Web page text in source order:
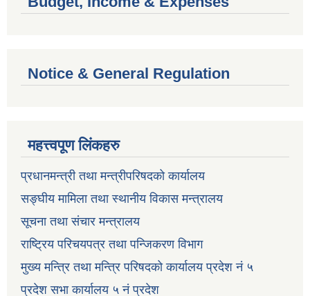
Notice & General Regulation
महत्त्वपूण लिंकहरु
प्रधानमन्त्री तथा मन्त्रीपरिषदको कार्यालय
सङ्घीय मामिला तथा स्थानीय विकास मन्त्रालय
सूचना तथा संचार मन्त्रालय
राष्ट्रिय परिचयपत्र तथा पन्जिकरण विभाग
मुख्य मन्त्रि तथा मन्त्रि परिषदको कार्यालय प्रदेश नं ५
प्रदेश सभा कार्यालय ५ नं प्रदेश